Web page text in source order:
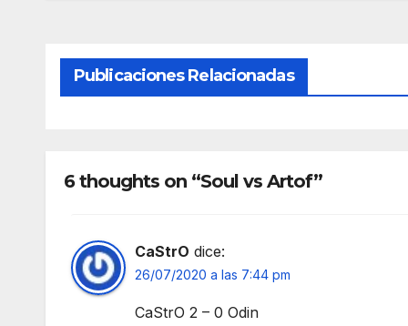
Publicaciones Relacionadas
6 thoughts on “Soul vs Artof”
CaStrO dice:
26/07/2020 a las 7:44 pm
CaStrO 2 – 0 Odin